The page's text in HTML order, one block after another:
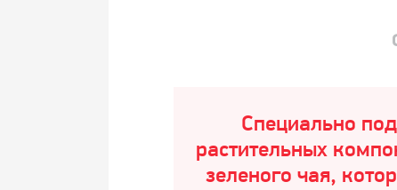
Специально
растительных
зеленого чая,